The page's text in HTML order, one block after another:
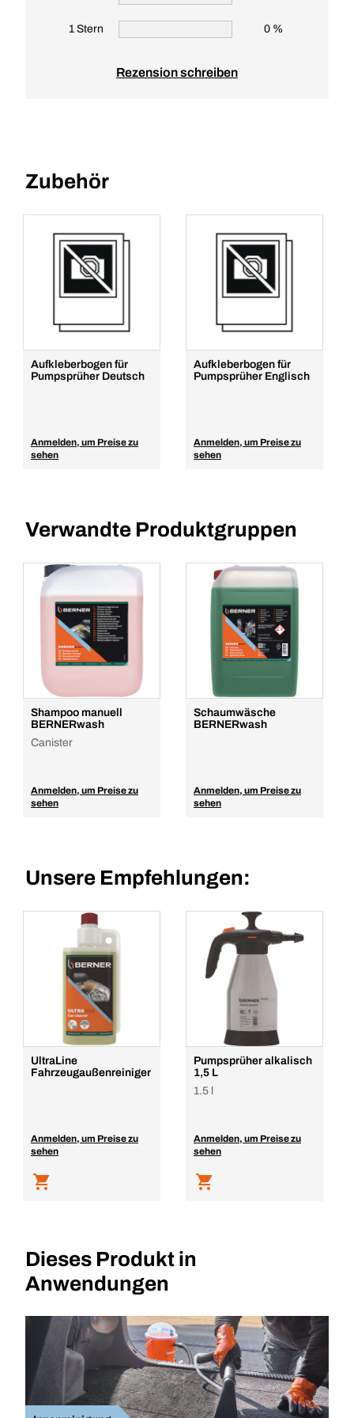
1 Stern 0 %
Rezension schreiben
Zubehör
Aufkleberbogen für
Pumpsprüher Deutsch
Anmelden, um Preise zu
sehen
Aufkleberbogen für
Pumpsprüher Englisch
Anmelden, um Preise zu
sehen
Verwandte Produktgruppen
Shampoo manuell
BERNERwash
Canister
Anmelden, um Preise zu
sehen
Schaumwäsche
BERNERwash
Anmelden, um Preise zu
sehen
Unsere Empfehlungen:
UltraLine
Fahrzeugaußenreiniger
Anmelden, um Preise zu
sehen
Pumpsprüher alkalisch
1,5 L
1.5 l
Anmelden, um Preise zu
sehen
Dieses Produkt in
Anwendungen